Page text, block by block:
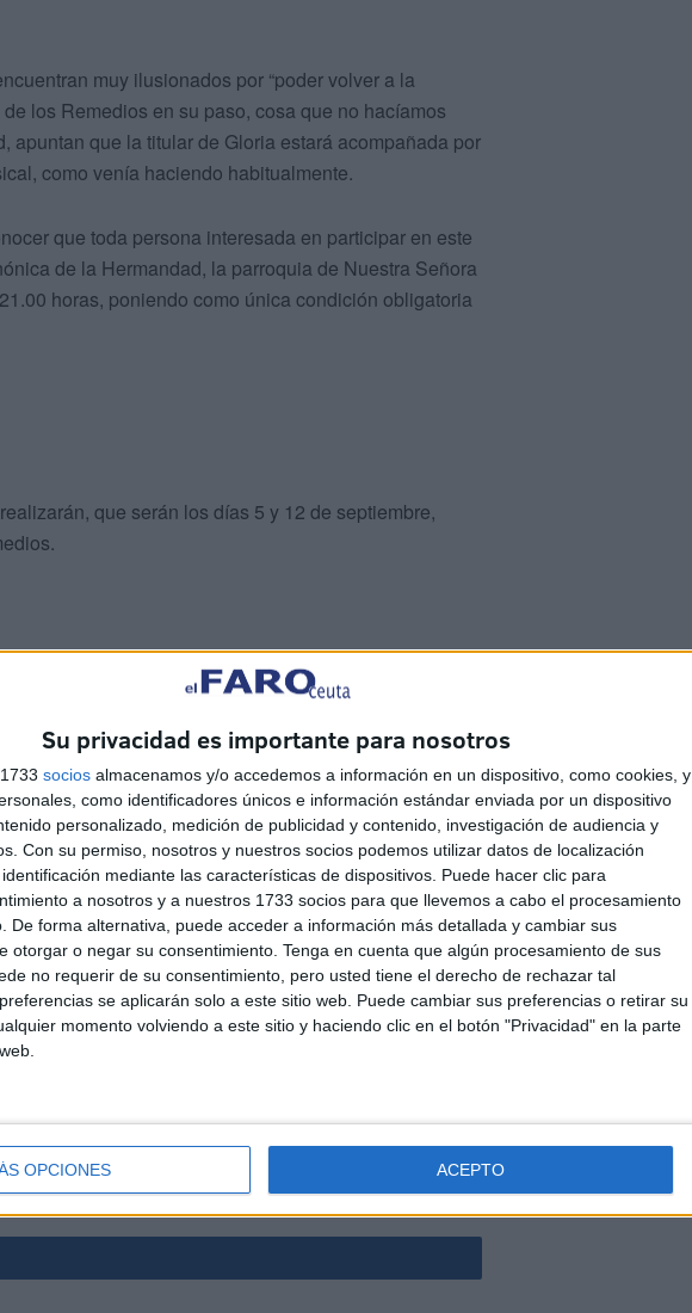
Su privacidad es importante para nosotros
socios almacenamos y/o accedemos a información en un dispositivo, como cookies, y
como identificadores únicos e información estándar enviada por un dispositivo
personalizado, medición de publicidad y contenido, investigación de audiencia y
Con su permiso, nosotros y nuestros socios podemos utilizar datos de localización
mediante las características de dispositivos. Puede hacer clic para
a nosotros y a nuestros 1733 socios para que llevemos a cabo el procesamiento
De forma alternativa, puede acceder a información más detallada y cambiar sus
otorgar o negar su consentimiento. Tenga en cuenta que algún procesamiento de sus
no requerir de su consentimiento, pero usted tiene el derecho de rechazar tal
se aplicarán solo a este sitio web. Puede cambiar sus preferencias o retirar su
momento volviendo a este sitio y haciendo clic en el botón "Privacidad" en la parte
OPCIONES ACEPTO
muy ilusionados por “poder volver a la
los Remedios en su paso, cosa que no hacíamos
apuntan que la titular de Gloria estará acompañada por
como venía haciendo habitualmente.
que toda persona interesada en participar en este
de la Hermandad, la parroquia de Nuestra Señora
horas, poniendo como única condición obligatoria
que serán los días 5 y 12 de septiembre,
inmersos en la confección de los cultos que se
de los Remedios, que consistirá en un Solemne
de septiembre, y otro acto, aun por concretar, que se
redes sociales, ampliarán la información sobre estos
la procesión del día 23 de septiembre, acompañando a
animando a todos los ceutíes que lo deseen a